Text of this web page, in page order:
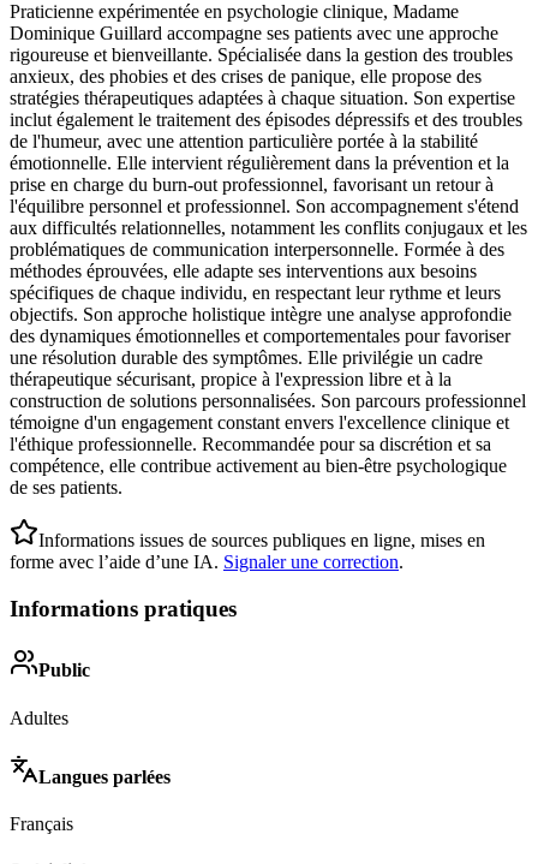
Praticienne expérimentée en psychologie clinique, Madame
Dominique Guillard accompagne ses patients avec une approche
rigoureuse et bienveillante. Spécialisée dans la gestion des troubles
anxieux, des phobies et des crises de panique, elle propose des
stratégies thérapeutiques adaptées à chaque situation. Son expertise
inclut également le traitement des épisodes dépressifs et des troubles
de l'humeur, avec une attention particulière portée à la stabilité
émotionnelle. Elle intervient régulièrement dans la prévention et la
prise en charge du burn-out professionnel, favorisant un retour à
l'équilibre personnel et professionnel. Son accompagnement s'étend
aux difficultés relationnelles, notamment les conflits conjugaux et les
problématiques de communication interpersonnelle. Formée à des
méthodes éprouvées, elle adapte ses interventions aux besoins
spécifiques de chaque individu, en respectant leur rythme et leurs
objectifs. Son approche holistique intègre une analyse approfondie
des dynamiques émotionnelles et comportementales pour favoriser
une résolution durable des symptômes. Elle privilégie un cadre
thérapeutique sécurisant, propice à l'expression libre et à la
construction de solutions personnalisées. Son parcours professionnel
témoigne d'un engagement constant envers l'excellence clinique et
l'éthique professionnelle. Recommandée pour sa discrétion et sa
compétence, elle contribue activement au bien-être psychologique
de ses patients.
Informations issues de sources publiques en ligne, mises en
forme avec l’aide d’une IA. Signaler une correction.
Informations pratiques
Public
Adultes
Langues parlées
Français